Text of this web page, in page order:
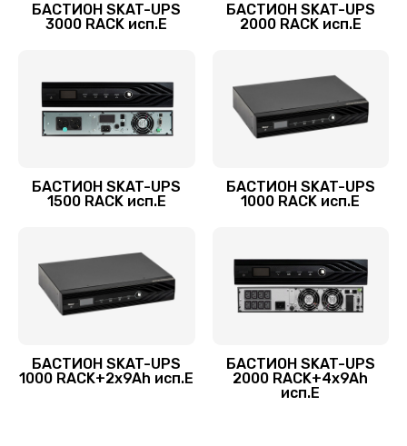
БАСТИОН SKAT-UPS
3000 RACK исп.E
БАСТИОН SKAT-UPS
2000 RACK исп.E
БАСТИОН SKAT-UPS
1500 RACK исп.E
БАСТИОН SKAT-UPS
1000 RACK исп.E
БАСТИОН SKAT-UPS
1000 RACK+2x9Ah исп.E
БАСТИОН SKAT-UPS
2000 RACK+4x9Ah
исп.E